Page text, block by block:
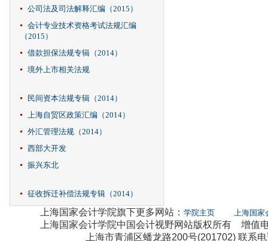
公司法及司法解释汇编（2015）
会计专业技术资格考试法规汇编
（2015）
借款担保法规专辑（2014）
境外上市相关法规
民间资本法规专辑（2014）
上海自贸区政策汇编（2014）
外汇管理法规（2014）
西部大开发
振兴东北
征收拆迁补偿法规专辑（2014）
上海国家会计学院旗下更多网站： 学院主页 上海国家
上海国家会计学院中国会计视野网站版权所有 增值
上海市青浦区蟠龙路200号(201702) 联系